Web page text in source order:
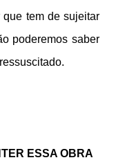
tem de sujeitar
poderemos saber
ESSA OBRA